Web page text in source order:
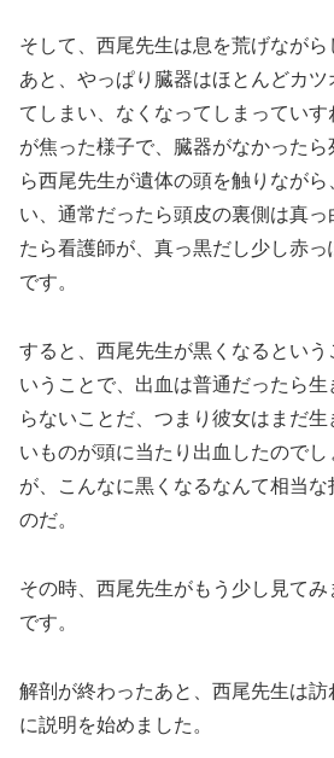
そして、西尾先生は息を荒げなが
あと、やっぱり臓器はほとんどカ
てしまい、なくなってしまってい
が焦った様子で、臓器がなかった
ら西尾先生が遺体の頭を触りなが
い、通常だったら頭皮の裏側は真
たら看護師が、真っ黒だし少し赤
です。
すると、西尾先生が黒くなるという
いうことで、出血は普通だったら生
らないことだ、つまり彼女はまだ
いものが頭に当たり出血したので
が、こんなに黒くなるなんて相当
のだ。
その時、西尾先生がもう少し見て
です。
解剖が終わったあと、西尾先生は
に説明を始めました。